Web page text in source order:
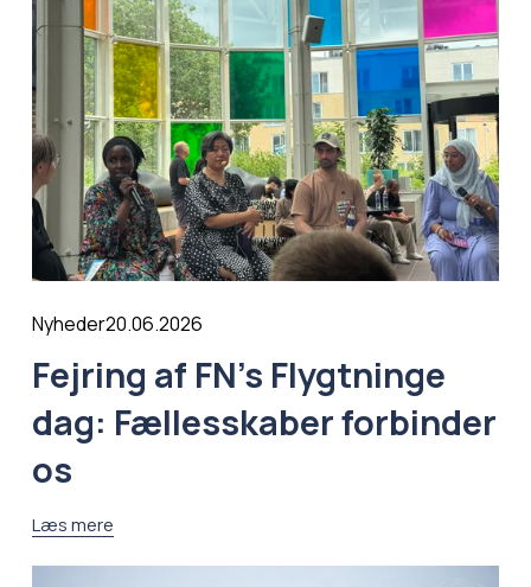
Nyheder20.06.2026
Fejring af FN’s Flygtninge
dag: Fællesskaber forbinder
os
Læs mere